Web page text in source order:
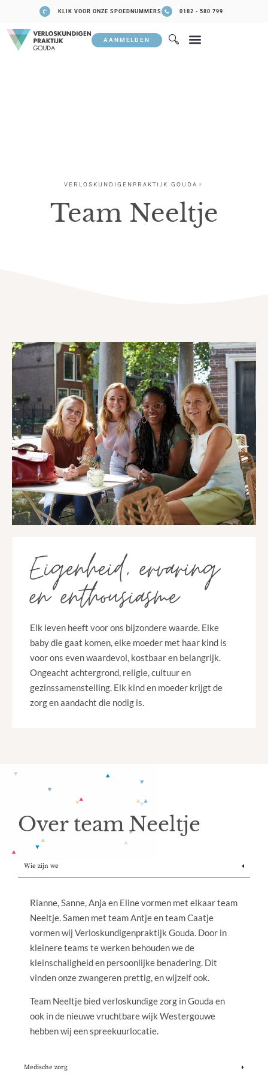
KLIK VOOR ONZE SPOEDNUMMERS 0182 - 580 799
AANMELDEN
VERLOSKUNDIGENPRAKTIJK GOUDA
Team Neeltje
Eigenheid, ervaring
en enthousiasme
Elk leven heeft voor ons bijzondere waarde. Elke
baby die gaat komen, elke moeder met haar kind is
voor ons even waardevol, kostbaar en belangrijk.
Ongeacht achtergrond, religie, cultuur en
gezinssamenstelling. Elk kind en moeder krijgt de
zorg en aandacht die nodig is.
Over team Neeltje
Wie zijn we
Rianne, Sanne, Anja en Eline vormen met elkaar team
Neeltje. Samen met team Antje en team Caatje
vormen wij Verloskundigenpraktijk Gouda. Door in
kleinere teams te werken behouden we de
kleinschaligheid en persoonlijke benadering. Dit
vinden onze zwangeren prettig, en wijzelf ook.
Team Neeltje bied verloskundige zorg in Gouda en
ook in de nieuwe vruchtbare wijk Westergouwe
hebben wij een spreekuurlocatie.
Medische zorg